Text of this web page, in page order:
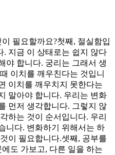
필요할까요?첫째, 절실함입
. 지금 이 상태로는 쉽지 않다
야 합니다. 궁리는 그래서 생
이치를 깨우친다는 것입니
이치를 깨우치지 못한다는
말아야 합니다. 우리는 변화
먼저 생각합니다. 그렇지 않
하는 것이 순서입니다. 우리
니다. 변화하기 위해서는 하
이 필요합니다.셋째, 공부를
도 가보고, 다른 일을 하는